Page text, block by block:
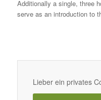
Additionally a single, three
serve as an introduction to
Lieber ein privates